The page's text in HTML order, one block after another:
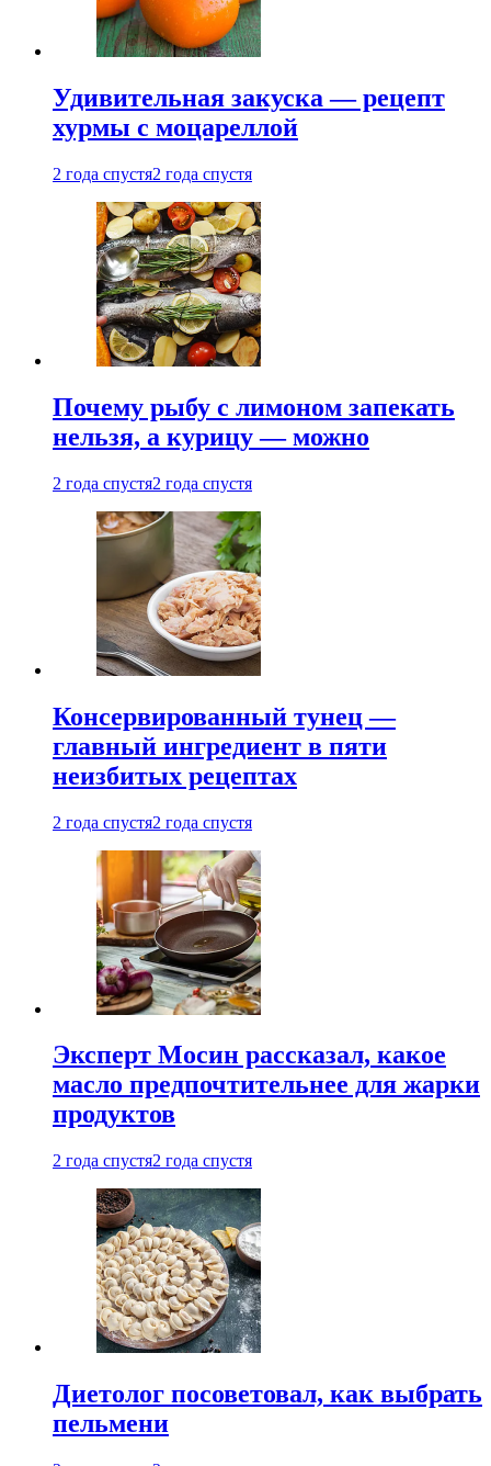
Удивительная закуска — рецепт
хурмы с моцареллой
2 года спустя2 года спустя
Почему рыбу с лимоном запекать
нельзя, а курицу — можно
2 года спустя2 года спустя
Консервированный тунец —
главный ингредиент в пяти
неизбитых рецептах
2 года спустя2 года спустя
Эксперт Мосин рассказал, какое
масло предпочтительнее для жарки
продуктов
2 года спустя2 года спустя
Диетолог посоветовал, как выбрать
пельмени